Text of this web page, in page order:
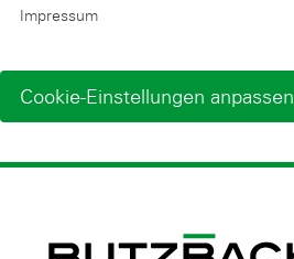
Impressum
Cookie-Einstellungen anpassen